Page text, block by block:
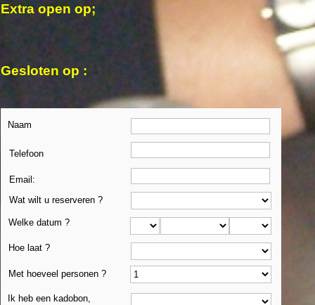
Extra open op;
Gesloten op :
Telefoon
Email:
Wat wilt u reserveren ?
Hoe laat ?
Met hoeveel personen ?
Welke datum ?
Ik heb een kadobon,
Naam